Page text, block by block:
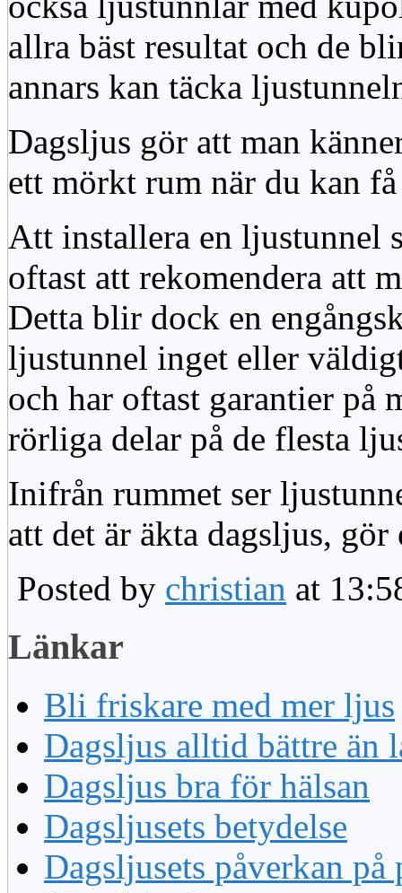
allra bäst resultat och de
annars kan täcka
Dagsljus gör att man
ett mörkt rum när du kan
Att installera en ljustunnel
oftast att rekomendera att
Detta blir dock en
ljustunnel inget eller
och har oftast garantier på
rörliga delar på de flesta
Inifrån rummet ser
att det är äkta dagsljus,
Posted by christian at
Länkar
Bli friskare med mer ljus
Dagsljus alltid bättre än
Dagsljus bra för hälsan
Dagsljusets betydelse
Dagsljusets påverkan på